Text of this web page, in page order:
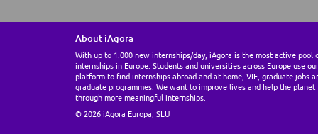
About iAgora
With up to 1.000 new internships/day, iAgora is the most active pool
internships in Europe. Students and universities across Europe use our
platform to find internships abroad and at home, VIE, graduate jobs
graduate programmes. We want to improve lives and help the planet
through more meaningful internships.
© 2026 iAgora Europa, SLU